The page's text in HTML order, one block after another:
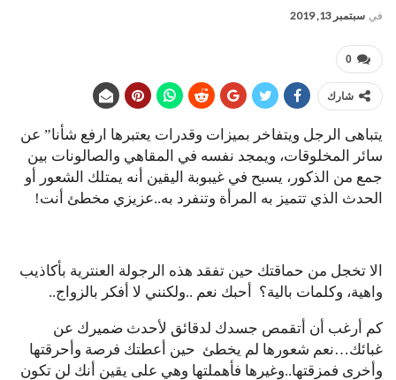
في سبتمبر 13, 2019
0
شارك
يتباهى الرجل ويتفاخر بميزات وقدرات يعتبرها ارفع شأنا” عن
سائر المخلوقات، ويمجد نفسه في المقاهي والصالونات بين
جمع من الذكور، يسبح في غيبوبة اليقين أنه يمتلك الشعور أو
الحدث الذي تتميز به المرأة وتنفرد به..عزيزي مخطئ أنت!
الا تخجل من حماقتك حين تفقد هذه الرجولة العنترية بأكاذيب
واهية، وكلمات بالية؟ أحبك نعم ..ولكنني لا أفكر بالزواج..
كم أرغب أن أتقمص جسدك لدقائق لأحدث ضميرك عن
غبائك…نعم شعورها لم يخطئ حين أعطتك فرصة وأحرقتها
وأخرى فمزقتها..وغيرها فأهملتها وهي على يقين أنك لن تكون